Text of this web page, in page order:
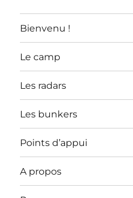
Bienvenu !
Le camp
Les radars
Les bunkers
Points d’appui
A propos